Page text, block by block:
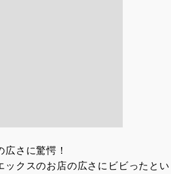
さに驚愕！
ックスのお店の広さにビビったと